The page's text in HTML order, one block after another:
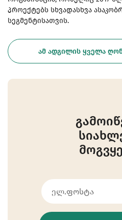
პროექტებს სხვადასხვა
სეგმენტისათვის.
ᲐᲛ ᲐᲓᲒᲘᲚᲘᲡ ᲧᲕᲔᲚᲐ